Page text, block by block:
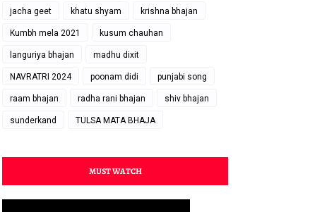
jacha geet khatu shyam krishna bhajan
Kumbh mela 2021 kusum chauhan
languriya bhajan madhu dixit
NAVRATRI 2024 poonam didi punjabi song
raam bhajan radha rani bhajan shiv bhajan
sunderkand TULSA MATA BHAJA
MUST WATCH